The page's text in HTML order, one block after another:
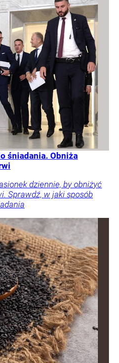
śniadania. Obniża
dziennie, by obniżyć
Sprawdź, w jaki sposób